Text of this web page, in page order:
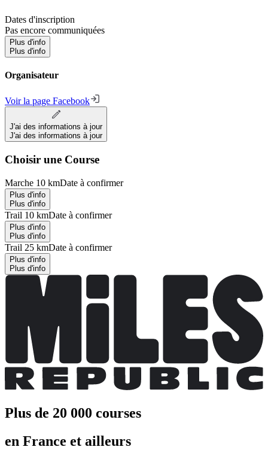
Dates d'inscription
Pas encore communiquées
Plus d'info
Plus d'info
Organisateur
Voir la page Facebook
J'ai des informations à jour
J'ai des informations à jour
Choisir une Course
Marche 10 kmDate à confirmer
Plus d'info
Plus d'info
Trail 10 kmDate à confirmer
Plus d'info
Plus d'info
Trail 25 kmDate à confirmer
Plus d'info
Plus d'info
Plus de 20 000 courses
en France et ailleurs